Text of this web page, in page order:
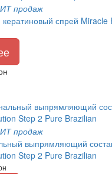
продаж
спрей Miracle
продаж
выпрямляющий
Step 2 Pure Brazilian